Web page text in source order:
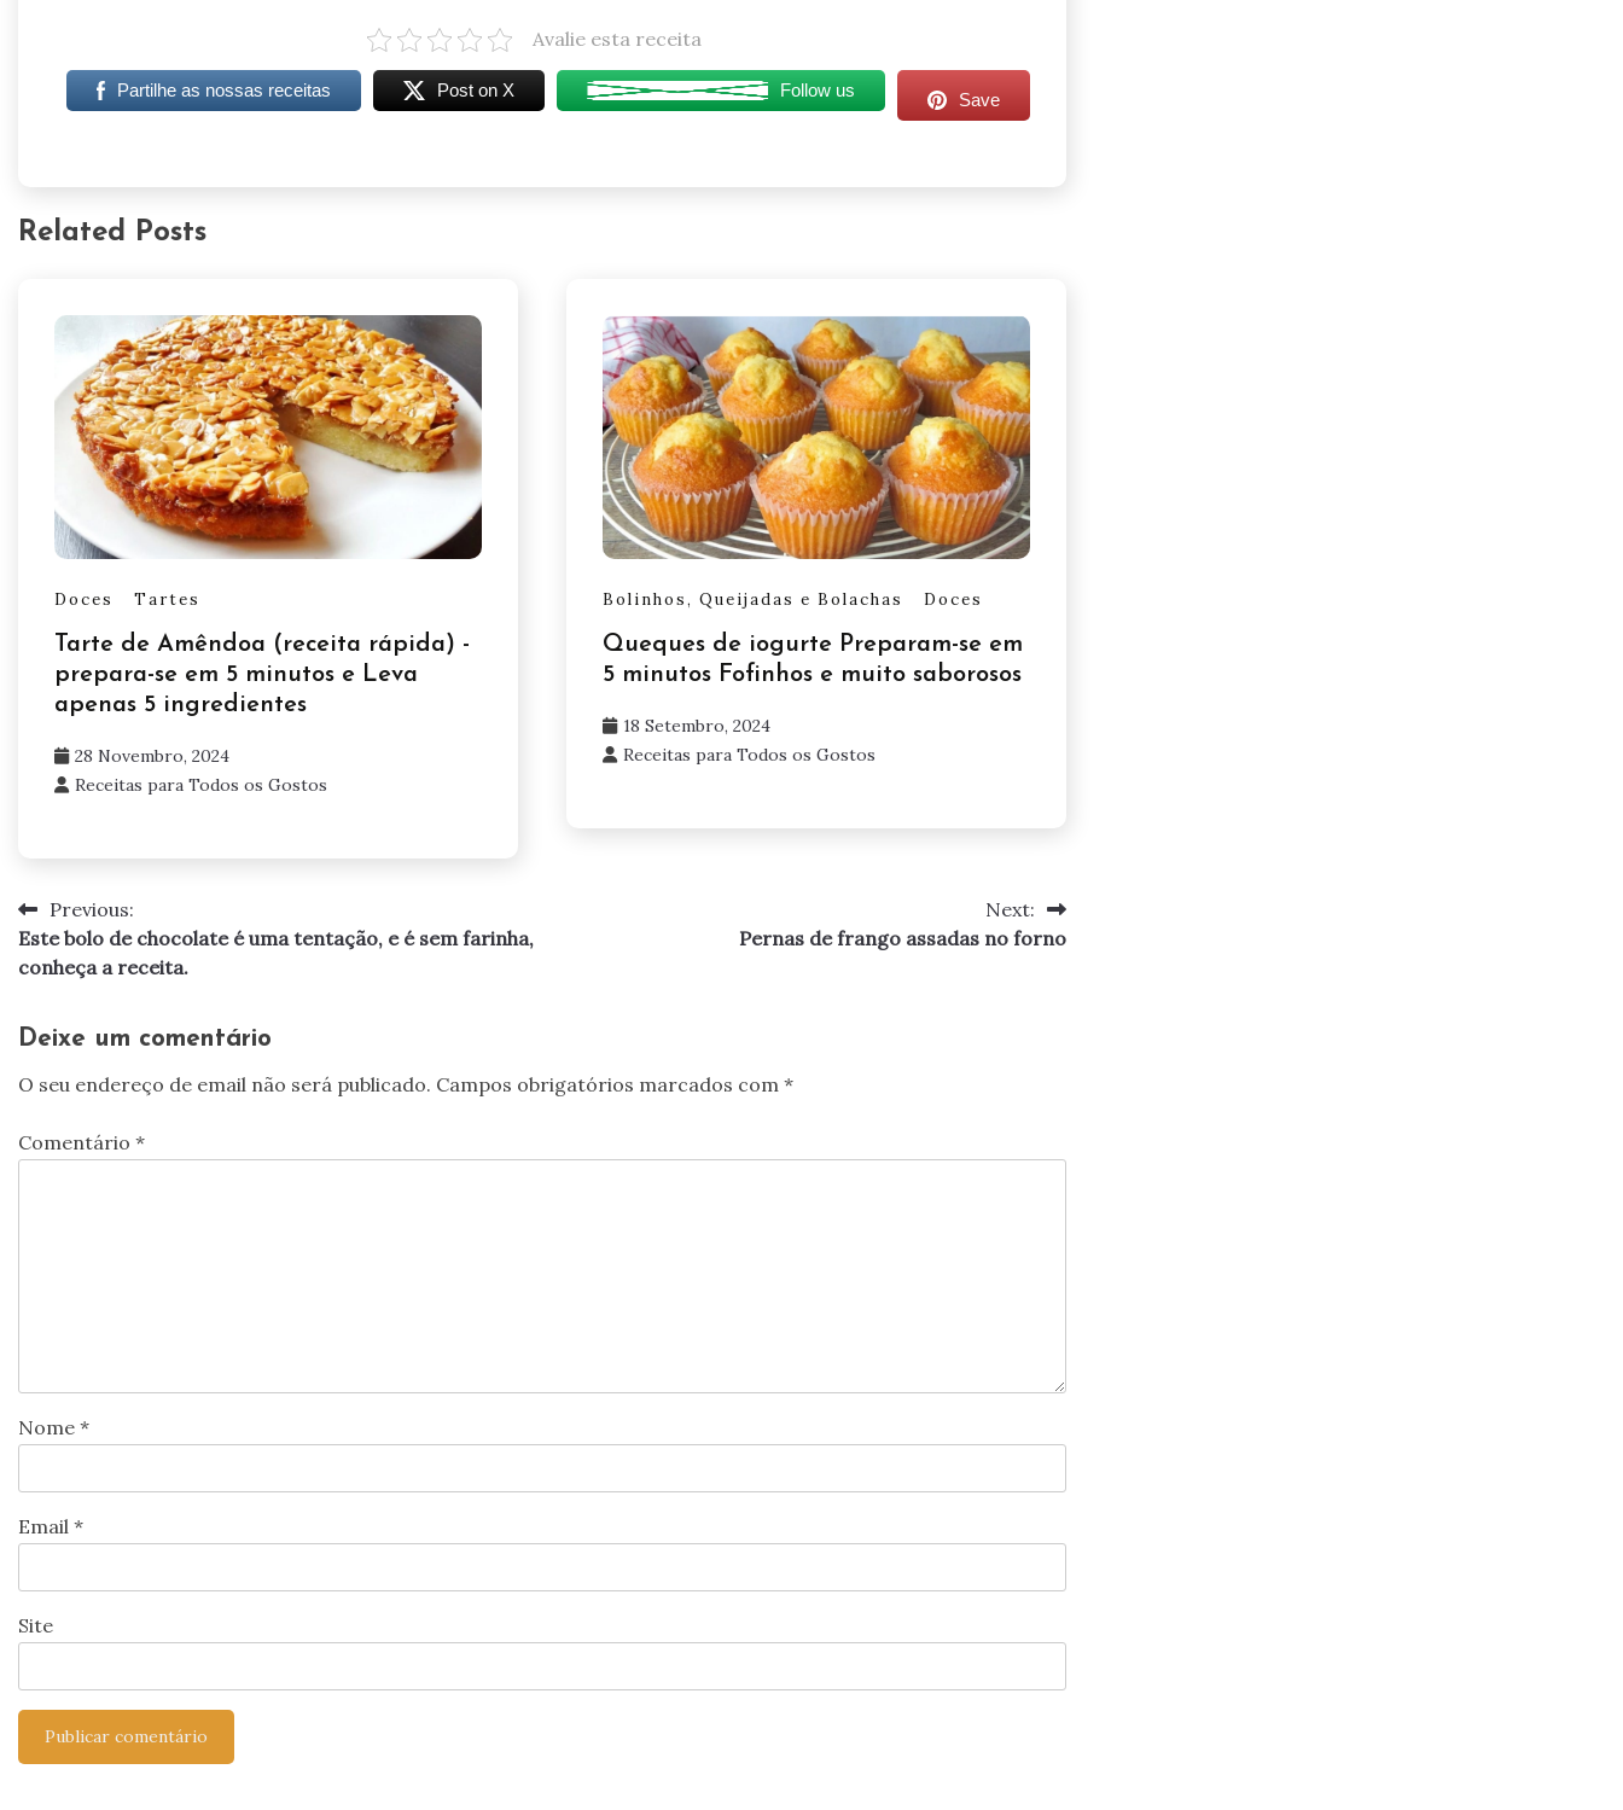
Avalie esta receita
Partilhe as nossas receitas Post on X Follow us Save
Related Posts
Doces Tartes
Tarte de Amêndoa (receita rápida) -
prepara-se em 5 minutos e Leva
apenas 5 ingredientes
28 Novembro, 2024
Receitas para Todos os Gostos
Bolinhos, Queijadas e Bolachas Doces
Queques de iogurte Preparam-se em
5 minutos Fofinhos e muito saborosos
18 Setembro, 2024
Receitas para Todos os Gostos
Navegação
de
Previous:
Este bolo de chocolate é uma tentação, e é sem farinha,
conheça a receita.
Next:
Pernas de frango assadas no forno
Deixe um comentário
O seu endereço de email não será publicado. Campos obrigatórios marcados com *
Comentário *
Nome *
Email *
Site